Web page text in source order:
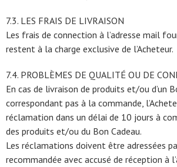
7.3. LES FRAIS DE LIVRAISON
Les frais de connection à l’adresse mail
restent à la charge exclusive de l’Acheteur.
7.4. PROBLÈMES DE QUALITÉ OU DE
En cas de livraison de produits et/ou d’un
correspondant pas à la commande,
réclamation dans un délai de 10 jours à
des produits et/ou du Bon Cadeau.
Les réclamations doivent être adressées
recommandée avec accusé de réception à